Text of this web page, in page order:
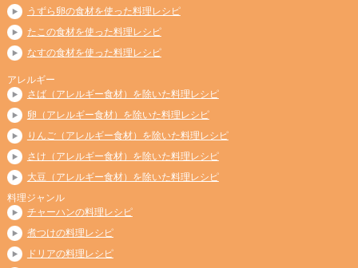
うずら卵の食材を使った料理レシピ
たこの食材を使った料理レシピ
なすの食材を使った料理レシピ
アレルギー
さば（アレルギー食材）を除いた料理レシピ
卵（アレルギー食材）を除いた料理レシピ
りんご（アレルギー食材）を除いた料理レシピ
さけ（アレルギー食材）を除いた料理レシピ
大豆（アレルギー食材）を除いた料理レシピ
料理ジャンル
チャーハンの料理レシピ
煮つけの料理レシピ
ドリアの料理レシピ